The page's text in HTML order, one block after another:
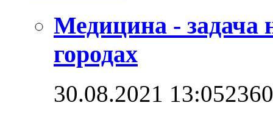
Медицина - задача
городах
30.08.2021 13:05